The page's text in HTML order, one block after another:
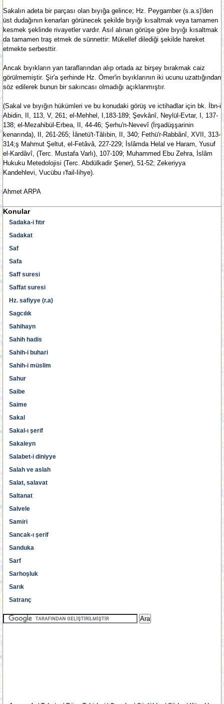
Sakalın adeta bir parçası olan bıyığa gelince; Hz. Peygamber (s.a.s)'den
üst dudağının kenarları görünecek şekilde bıyığı kısaltmak veya tamamen
kesmek şeklinde rivayetler vardır. Asıl alınan görüşe göre bıyığı kısaltmak
da tamamen traş etmek de sünnettir: Mükellef dilediği şekilde hareket
etmekte serbesttir.
Ancak bıyıkların yan taraflarından alıp ortada az birşey bırakmak caiz
görülmemiştir. Şir'a şerhinde Hz. Ömer'in bıyıklarının iki ucunu uzattığından
söz edilerek bunun bir sakıncası olmadığı açıklanmıştır.
(Sakal ve bıyığın hükümleri ve bu konudaki görüş ve ictihadlar için bk. İbn-i
Abidin, II, 113, V, 261; el-Mehhel, I,183-189; Şevkânî, Neylül-Evtar, I, 137-
138; el-Mezahibül-Erbea, II, 44-46; Şerhu'n-Nevevî (İrşadüşşarinin
kenarında), II, 261-265; İânetü't-Tâlıbin, II, 340; Fethü'r-Rabbânî, XVII, 313-
314;ş Mahmut Şeltut, el-Fetâvâ, 227-229; İslâmda Helal ve Haram, Yusuf
el-Kardâvî, (Terc. Mustafa Varlı), 107-109; Muhammed Ebu Zehra, İslâm
Hukuku Metedolojisi (Terc. Abdülkadir Şener), 51-52; Zekeriyya
Kandehlevi, Vucübu ı'fail-Iihye).
Ahmet ARPA
Konular
Sadaka-i fıtır
Sadakat
Saf
Safa
Saff suresi
Saffat suresi
Hz. safiyye (r.a)
Sagcılık
Sahihayn
Sahih hadis
Sahih-i buhari
Sahih-i müslim
Sahur
Saibe
Saime
Sakal
Sakal-ı şerif
Sakaleyn
Salabet-i diniyye
Salah ve aslah
Salat, salavat
Saltanat
Salvele
Samiri
Sancak-ı şerif
Sanduka
Sarf
Sarhoşluk
Sarık
Satranç